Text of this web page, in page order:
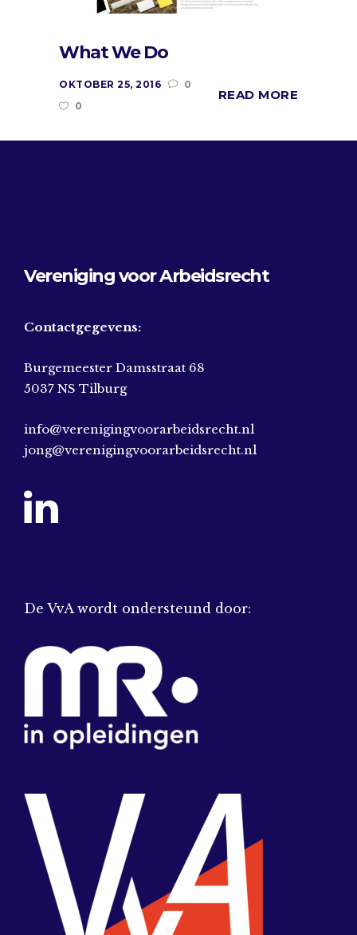
What We Do
OKTOBER 25, 2016
0
0
READ MORE
Vereniging voor Arbeidsrecht
Contactgegevens:
Burgemeester Damsstraat 68
5037 NS Tilburg
info@verenigingvoorarbeidsrecht.nl
jong@verenigingvoorarbeidsrecht.nl
De VvA wordt ondersteund door: